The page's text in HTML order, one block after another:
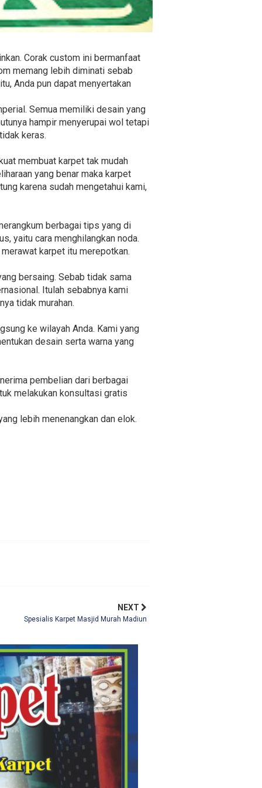
Corak custom ini bermanfaat
memang lebih diminati sebab
Anda pun dapat menyertakan
Semua memiliki desain yang
hampir menyerupai wol tetapi
keras.
membuat karpet tak mudah
yang benar maka karpet
karena sudah mengetahui kami,
berbagai tips yang di
yaitu cara menghilangkan noda.
karpet itu merepotkan.
bersaing. Sebab tidak sama
Itulah sebabnya kami
tidak murahan.
ke wilayah Anda. Kami yang
desain serta warna yang
pembelian dari berbagai
melakukan konsultasi gratis
lebih menenangkan dan elok.
NEXT
Spesialis Karpet Masjid Murah Madiun